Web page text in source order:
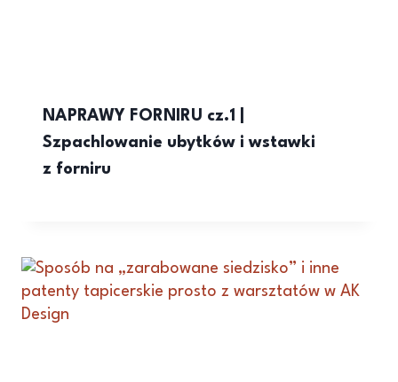
NAPRAWY FORNIRU cz.1 |
Szpachlowanie ubytków i wstawki
z forniru